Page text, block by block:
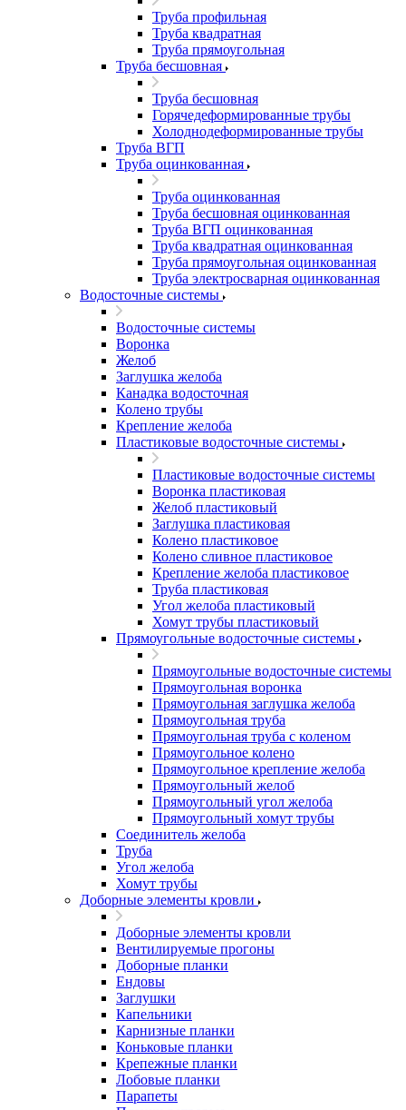
Труба профильная
Труба квадратная
Труба прямоугольная
Труба бесшовная
Труба бесшовная
Горячедеформированные трубы
Холоднодеформированные трубы
Труба ВГП
Труба оцинкованная
Труба оцинкованная
Труба бесшовная оцинкованная
Труба ВГП оцинкованная
Труба квадратная оцинкованная
Труба прямоугольная оцинкованная
Труба электросварная оцинкованная
Водосточные системы
Водосточные системы
Воронка
Желоб
Заглушка желоба
Канадка водосточная
Колено трубы
Крепление желоба
Пластиковые водосточные системы
Пластиковые водосточные системы
Воронка пластиковая
Желоб пластиковый
Заглушка пластиковая
Колено пластиковое
Колено сливное пластиковое
Крепление желоба пластиковое
Труба пластиковая
Угол желоба пластиковый
Хомут трубы пластиковый
Прямоугольные водосточные системы
Прямоугольные водосточные системы
Прямоугольная воронка
Прямоугольная заглушка желоба
Прямоугольная труба
Прямоугольная труба c коленом
Прямоугольное колено
Прямоугольное крепление желоба
Прямоугольный желоб
Прямоугольный угол желоба
Прямоугольный хомут трубы
Соединитель желоба
Труба
Угол желоба
Хомут трубы
Доборные элементы кровли
Доборные элементы кровли
Вентилируемые прогоны
Доборные планки
Ендовы
Заглушки
Капельники
Карнизные планки
Коньковые планки
Крепежные планки
Лобовые планки
Парапеты